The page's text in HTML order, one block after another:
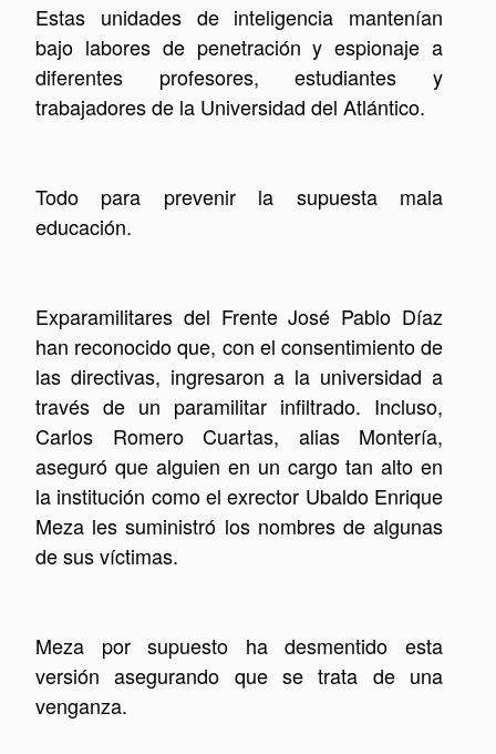
Estas unidades de inteligencia mantenían
bajo labores de penetración y espionaje a
diferentes profesores, estudiantes y
trabajadores de la Universidad del Atlántico.
Todo para prevenir la supuesta mala
educación.
Exparamilitares del Frente José Pablo Díaz
han reconocido que, con el consentimiento de
las directivas, ingresaron a la universidad a
través de un paramilitar infiltrado. Incluso,
Carlos Romero Cuartas, alias Montería,
aseguró que alguien en un cargo tan alto en
la institución como el exrector Ubaldo Enrique
Meza les suministró los nombres de algunas
de sus víctimas.
Meza por supuesto ha desmentido esta
versión asegurando que se trata de una
venganza.